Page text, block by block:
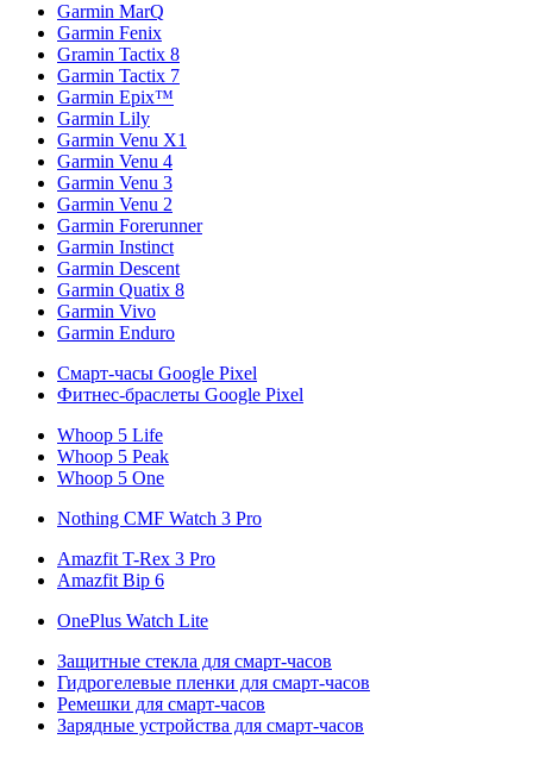
Garmin MarQ
Garmin Fenix
Gramin Tactix 8
Garmin Tactix 7
Garmin Epix™
Garmin Lily
Garmin Venu X1
Garmin Venu 4
Garmin Venu 3
Garmin Venu 2
Garmin Forerunner
Garmin Instinct
Garmin Descent
Garmin Quatix 8
Garmin Vivo
Garmin Enduro
Смарт-часы Google Pixel
Фитнес-браслеты Google Pixel
Whoop 5 Life
Whoop 5 Peak
Whoop 5 One
Nothing CMF Watch 3 Pro
Amazfit T-Rex 3 Pro
Amazfit Bip 6
OnePlus Watch Lite
Защитные стекла для смарт-часов
Гидрогелевые пленки для смарт-часов
Ремешки для смарт-часов
Зарядные устройства для смарт-часов